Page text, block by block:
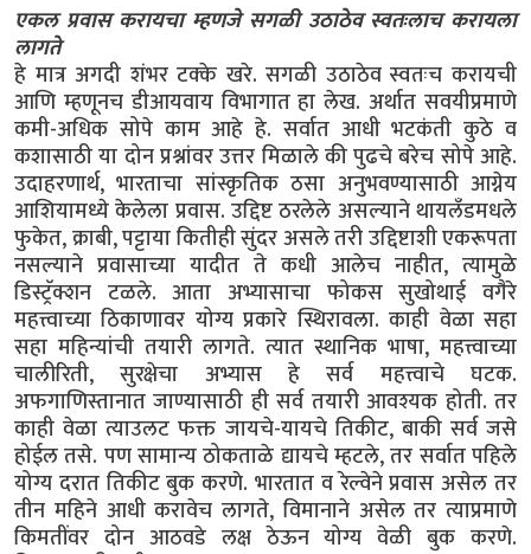
एकल प्रवास करायचा म्हणजे सगळी उठाठेव स्वतःलाच करायला
लागते
हे मात्र अगदी शंभर टक्के खरे. सगळी उठाठेव स्वतःच करायची
आणि म्हणूनच डीआयवाय विभागात हा लेख. अर्थात सवयीप्रमाणे
कमी-अधिक सोपे काम आहे हे. सर्वात आधी भटकंती कुठे व
कशासाठी या दोन प्रश्नांवर उत्तर मिळाले की पुढचे बरेच सोपे आहे.
उदाहरणार्थ, भारताचा सांस्कृतिक ठसा अनुभवण्यासाठी आग्नेय
आशियामध्ये केलेला प्रवास. उद्दिष्ट ठरलेले असल्याने थायलँडमधले
फुकेत, क्राबी, पट्टाया कितीही सुंदर असले तरी उद्दिष्टाशी एकरूपता
नसल्याने प्रवासाच्या यादीत ते कधी आलेच नाहीत, त्यामुळे
डिस्ट्रॅक्शन टळले. आता अभ्यासाचा फोकस सुखोथाई वगैरे
महत्त्वाच्या ठिकाणावर योग्य प्रकारे स्थिरावला. काही वेळा सहा
सहा महिन्यांची तयारी लागते. त्यात स्थानिक भाषा, महत्त्वाच्या
चालीरिती, सुरक्षेचा अभ्यास हे सर्व महत्त्वाचे घटक.
अफगाणिस्तानात जाण्यासाठी ही सर्व तयारी आवश्यक होती. तर
काही वेळा त्याउलट फक्त जायचे-यायचे तिकीट, बाकी सर्व जसे
होईल तसे. पण सामान्य ठोकताळे द्यायचे म्हटले, तर सर्वात पहिले
योग्य दरात तिकीट बुक करणे. भारतात व रेल्वेने प्रवास असेल तर
तीन महिने आधी करावेच लागते, विमानाने असेल तर त्याप्रमाणे
किमतींवर दोन आठवडे लक्ष ठेऊन योग्य वेळी बुक करणे.